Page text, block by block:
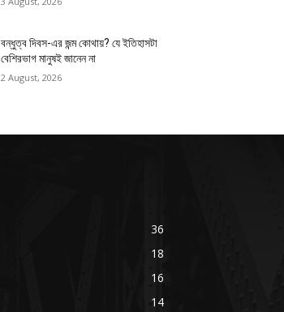
বন্ধুত্ব দিবস-এর জন্ম কোথায়? যে ইতিহাসটা
বেশিরভাগ মানুষই জানেন না
2 August, 2026
36
18
16
14